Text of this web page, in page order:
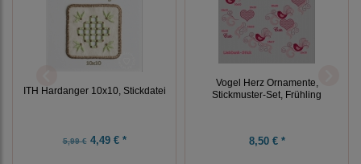
ITH Hardanger 10x10, Stickdatei
5,99 €4,49 € *
Vogel Herz Ornamente,
Stickmuster-Set, Frühling
8,50 € *